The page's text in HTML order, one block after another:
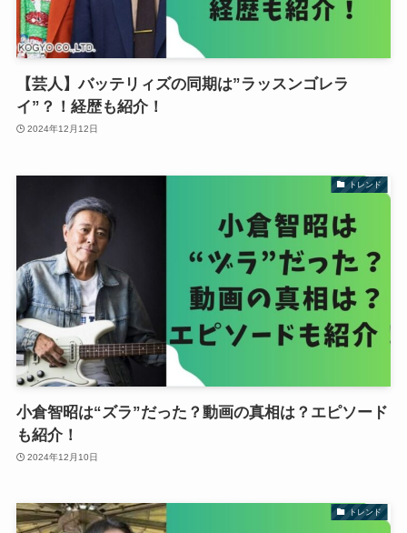
【芸人】バッテリィズの同期は”ラッスンゴレラ
イ”？！経歴も紹介！
2024年12月12日
トレンド
小倉智昭は“ズラ”だった？動画の真相は？エピソード
も紹介！
2024年12月10日
トレンド